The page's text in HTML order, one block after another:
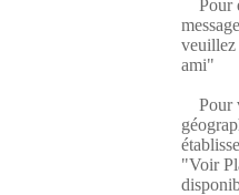
Pour
veuillez
ami"
Pour
"Voir